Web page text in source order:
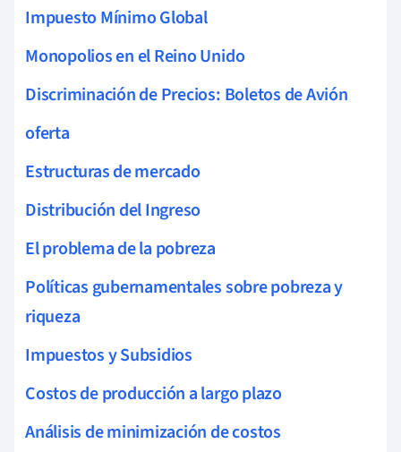
Impuesto Mínimo Global
Monopolios en el Reino Unido
Discriminación de Precios: Boletos de Avión
oferta
Estructuras de mercado
Distribución del Ingreso
El problema de la pobreza
Políticas gubernamentales sobre pobreza y
riqueza
Impuestos y Subsidios
Costos de producción a largo plazo
Análisis de minimización de costos